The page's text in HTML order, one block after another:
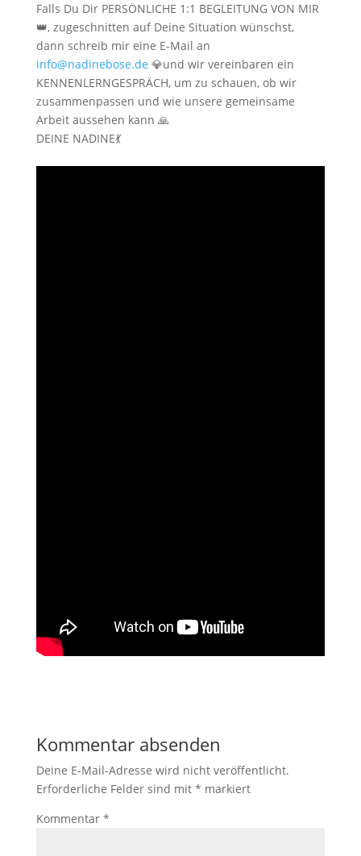
Falls Du Dir PERSÖNLICHE 1:1 BEGLEITUNG VON MIR
👑, zugeschnitten auf Deine Situation wünschst,
dann schreib mir eine E-Mail an
info@nadinebose.de 💎und wir vereinbaren ein
KENNENLERNGESPRÄCH, um zu schauen, ob wir
zusammenpassen und wie unsere gemeinsame
Arbeit aussehen kann 🙏
DEINE NADINE💃
Kommentar absenden
Deine E-Mail-Adresse wird nicht veröffentlicht.
Erforderliche Felder sind mit * markiert
Kommentar *